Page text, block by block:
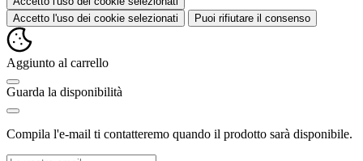
Accetto l'uso dei cookie selezionati
Puoi rifiutare il consenso
Aggiunto al carrello
Guarda la disponibilità
Compila l'e-mail ti contatteremo quando il prodotto sarà disponibile.